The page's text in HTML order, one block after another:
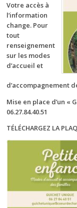
Votre accès à
l’information
change. Pour
tout
renseignement
sur les modes
d’accueil et
d’accompagnement
Mise en place d’un «
06.27.84.40.51
TÉLÉCHARGEZ LA